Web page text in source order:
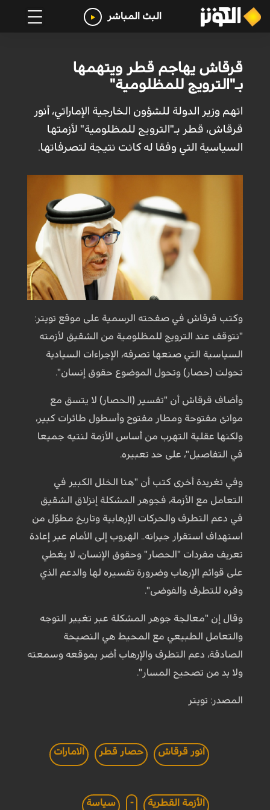
البث المباشر
قرقاش يهاجم قطر ويتهمها
بـ"الترويج للمظلومية"
اتهم وزير الدولة للشؤون الخارجية الإماراتي، أنور
قرقاش، قطر بـ"الترويج للمظلومية" لأزمتها
السياسية التي وفقا له كانت نتيجة لتصرفاتها.
وكتب قرقاش في صفحته الرسمية على موقع تويتر:
"نتوقف عند الترويج للمظلومية من الشقيق لأزمته
السياسية التي صنعها تصرفه، الإجراءات السيادية
تحولت (حصار) وتحول الموضوع حقوق إنسان".
وأضاف قرقاش أن "تفسير (الحصار) لا يتسق مع
موانئ مفتوحة ومطار مفتوح وأسطول طائرات كبير،
ولكنها عقلية التهرب من أساس الأزمة لنتيه جميعا
في التفاصيل"، على حد تعبيره.
وفي تغريدة أخرى كتب أن "هنا الخلل الكبير في
التعامل مع الأزمة، فجوهر المشكلة إنزلاق الشقيق
في دعم التطرف والحركات الإرهابية وتاريخ مطوّل من
استهداف استقرار جيرانه.. الهروب إلى الأمام عبر إعادة
تعريف مفردات "الحصار" وحقوق الإنسان، لا يغطي
على قوائم الإرهاب وضرورة تفسيره لها والدعم الذي
وفره للتطرف والفوضى".
وقال إن "معالجة جوهر المشكلة عبر تغيير التوجه
والتعامل الطبيعي مع المحيط هي النصيحة
الصادقة، دعم التطرف والإرهاب أضر بموقعه وسمعته
ولا بد من تصحيح المسار".
المصدر: تويتر
انور قرقاش حصار قطر الامارات
الأزمة القطرية - سياسة